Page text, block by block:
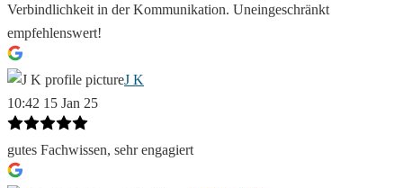
Verbindlichkeit in der Kommunikation. Uneingeschränkt
empfehlenswert!
J K
10:42 15 Jan 25
gutes Fachwissen, sehr engagiert